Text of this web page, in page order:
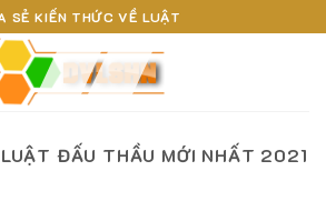
SẺ KIẾN THỨC VỀ LUẬT
LUẬT ĐẤU THẦU MỚI NHẤT 2021